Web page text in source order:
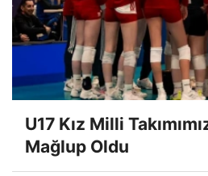
U17 Kız Milli
Mağlup Oldu